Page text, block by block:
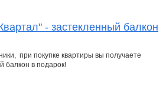
- застекленный балкон
при покупке квартиры вы получаете
балкон в подарок!